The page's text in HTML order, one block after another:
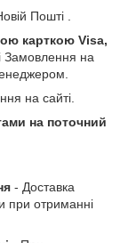
Пошті .
карткою Visa,
на
на сайті.
на поточний
- Доставка
при отриманні